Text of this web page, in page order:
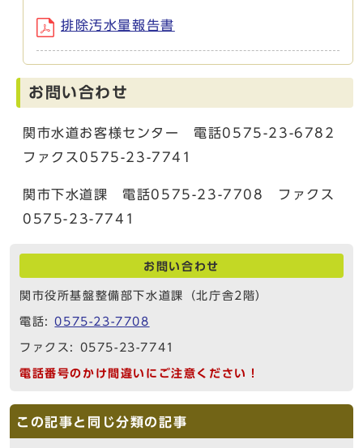
排除汚水量報告書
お問い合わせ
関市水道お客様センター 電話0575-23-6782
ファクス0575-23-7741
関市下水道課 電話0575-23-7708 ファクス
0575-23-7741
お問い合わせ
関市役所基盤整備部下水道課（北庁舎2階）
電話:0575-23-7708
ファクス: 0575-23-7741
電話番号のかけ間違いにご注意ください！
この記事と同じ分類の記事